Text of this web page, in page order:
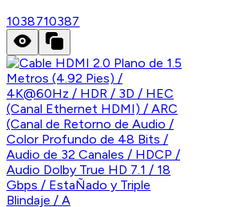
1038710387